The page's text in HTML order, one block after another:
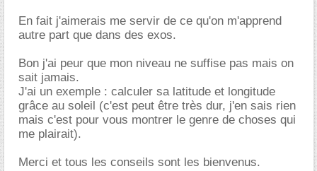
En fait j'aimerais me servir de ce qu'on m'apprend
autre part que dans des exos.
Bon j'ai peur que mon niveau ne suffise pas mais on
sait jamais.
J'ai un exemple : calculer sa latitude et longitude
grâce au soleil (c'est peut être très dur, j'en sais rien
mais c'est pour vous montrer le genre de choses qui
me plairait).
Merci et tous les conseils sont les bienvenus.